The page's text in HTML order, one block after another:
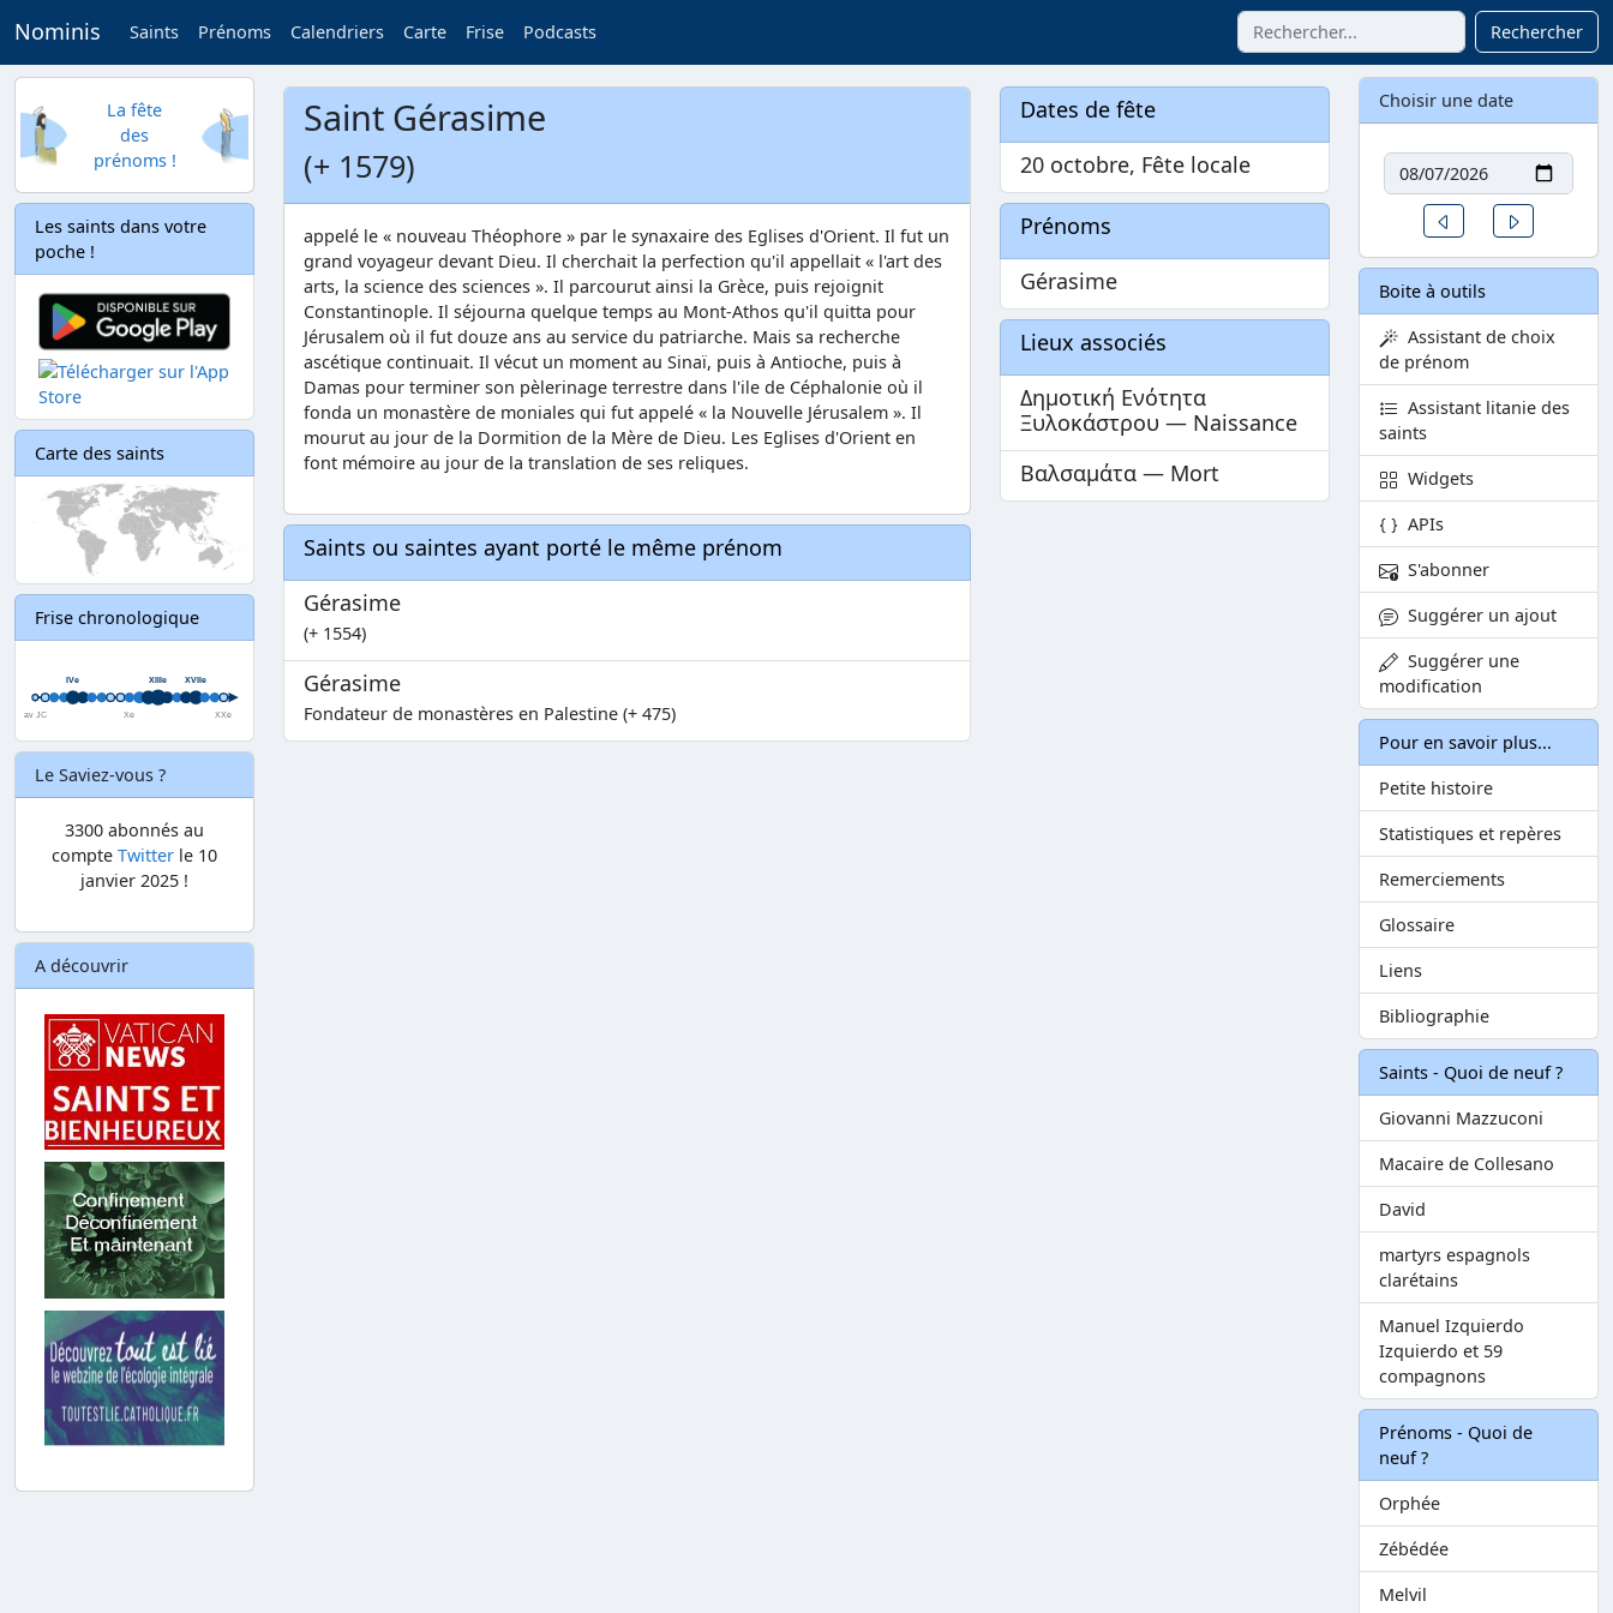
Nominis Saints Prénoms Calendriers Carte Frise Podcasts Rechercher
La fête
des
prénoms !
Les saints dans votre
poche !
Carte des saints
Frise chronologique
Le Saviez-vous ?
3300 abonnés au
compte Twitter le 10
janvier 2025 !
A découvrir
Saint Gérasime
(+ 1579)
appelé le « nouveau Théophore » par le synaxaire des Eglises d'Orient. Il fut un
grand voyageur devant Dieu. Il cherchait la perfection qu'il appellait « l'art des
arts, la science des sciences ». Il parcourut ainsi la Grèce, puis rejoignit
Constantinople. Il séjourna quelque temps au Mont-Athos qu'il quitta pour
Jérusalem où il fut douze ans au service du patriarche. Mais sa recherche
ascétique continuait. Il vécut un moment au Sinaï, puis à Antioche, puis à
Damas pour terminer son pèlerinage terrestre dans l'ile de Céphalonie où il
fonda un monastère de moniales qui fut appelé « la Nouvelle Jérusalem ». Il
mourut au jour de la Dormition de la Mère de Dieu. Les Eglises d'Orient en
font mémoire au jour de la translation de ses reliques.
Saints ou saintes ayant porté le même prénom
Gérasime
(+ 1554)
Gérasime
Fondateur de monastères en Palestine (+ 475)
Dates de fête
20 octobre, Fête locale
Prénoms
Gérasime
Lieux associés
Δημοτική Ενότητα
Ξυλοκάστρου — Naissance
Βαλσαμάτα — Mort
Choisir une date
Date
Un jour avant
Boite à outils
Assistant de choix
de prénom
Assistant litanie des
saints
Widgets
APIs
S'abonner
Suggérer un ajout
Suggérer une
modification
Pour en savoir plus...
Petite histoire
Statistiques et repères
Remerciements
Glossaire
Liens
Bibliographie
Saints - Quoi de neuf ?
Giovanni Mazzuconi
Macaire de Collesano
David
martyrs espagnols
clarétains
Manuel Izquierdo
Izquierdo et 59
compagnons
Prénoms - Quoi de
neuf ?
Orphée
Zébédée
Melvil